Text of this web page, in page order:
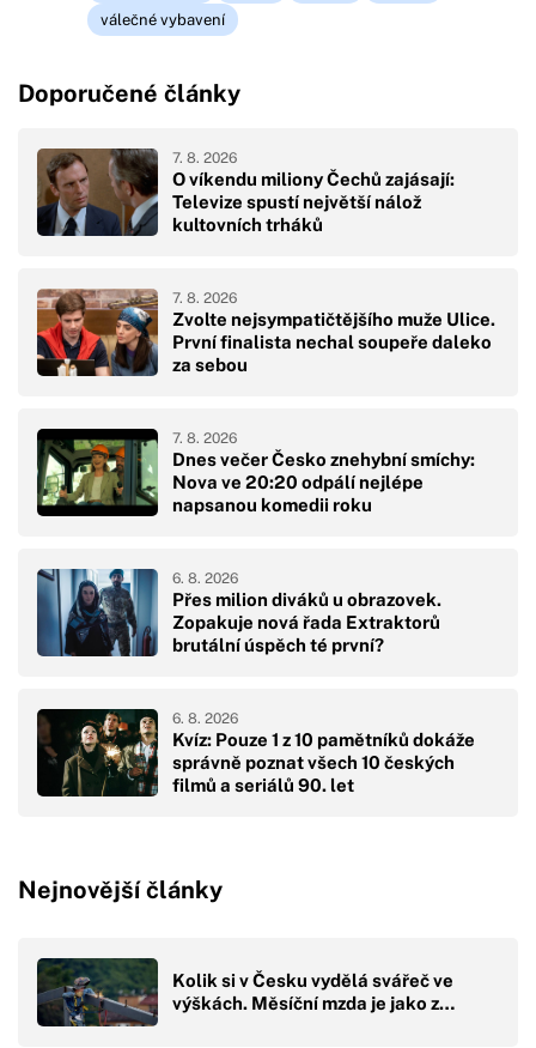
válečné vybavení
Doporučené články
O víkendu miliony Čechů zajásají:
Televize spustí největší nálož
kultovních trháků
7. 8. 2026
Zvolte nejsympatičtějšího muže Ulice.
První finalista nechal soupeře daleko
za sebou
7. 8. 2026
Dnes večer Česko znehybní smíchy:
Nova ve 20:20 odpálí nejlépe
napsanou komedii roku
7. 8. 2026
Přes milion diváků u obrazovek.
Zopakuje nová řada Extraktorů
brutální úspěch té první?
6. 8. 2026
Kvíz: Pouze 1 z 10 pamětníků dokáže
správně poznat všech 10 českých
filmů a seriálů 90. let
6. 8. 2026
Nejnovější články
Kolik si v Česku vydělá svářeč ve
výškách. Měsíční mzda je jako z…